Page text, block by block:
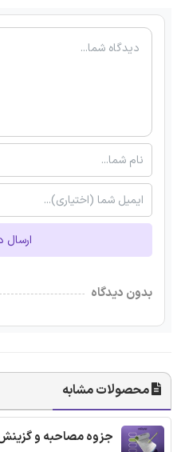
ارسال
بدون دیدگاه
محصولات مشابه
جزوه مصاحبه و